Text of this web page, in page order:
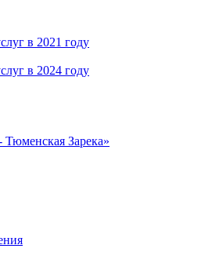
в 2021 году
в 2024 году
Зарека»